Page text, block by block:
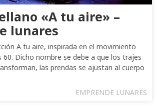
«A tu aire» –
lunares
A tu aire, inspirada en el movimiento
60. Dicho nombre se debe a que los trajes
las prendas se ajustan al cuerpo
EMPRENDE LUNARES